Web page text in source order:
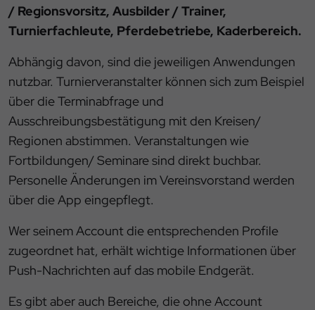
/ Regionsvorsitz, Ausbilder / Trainer,
Turnierfachleute, Pferdebetriebe, Kaderbereich.
Abhängig davon, sind die jeweiligen Anwendungen
nutzbar. Turnierveranstalter können sich zum Beispiel
über die Terminabfrage und
Ausschreibungsbestätigung mit den Kreisen/
Regionen abstimmen. Veranstaltungen wie
Fortbildungen/ Seminare sind direkt buchbar.
Personelle Änderungen im Vereinsvorstand werden
über die App eingepflegt.
Wer seinem Account die entsprechenden Profile
zugeordnet hat, erhält wichtige Informationen über
Push-Nachrichten auf das mobile Endgerät.
Es gibt aber auch Bereiche, die ohne Account